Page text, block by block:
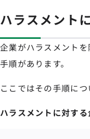
ハラスメント
企業がハラスメント
手順があります。
ここではその手順につ
ハラスメントに対す